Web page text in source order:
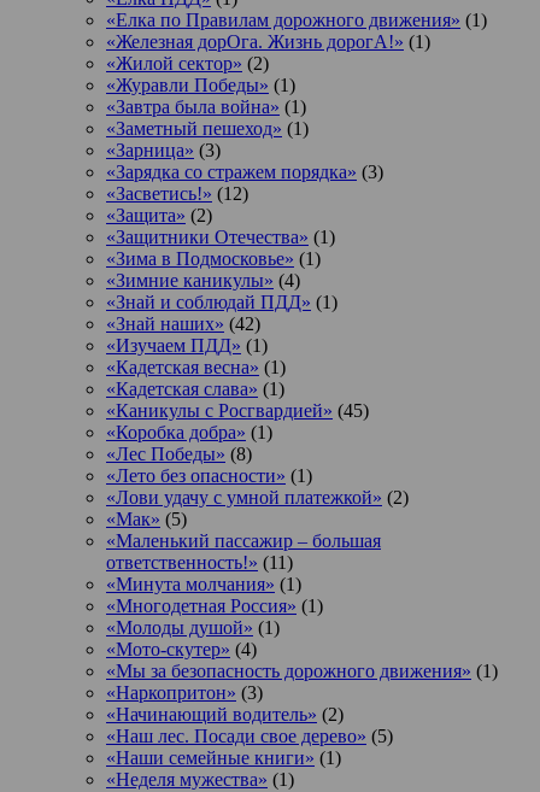
«Елка по Правилам дорожного движения» (1)
«Железная дорОга. Жизнь дорогА!» (1)
«Жилой сектор» (2)
«Журавли Победы» (1)
«Завтра была война» (1)
«Заметный пешеход» (1)
«Зарница» (3)
«Зарядка со стражем порядка» (3)
«Засветись!» (12)
«Защита» (2)
«Защитники Отечества» (1)
«Зима в Подмосковье» (1)
«Зимние каникулы» (4)
«Знай и соблюдай ПДД» (1)
«Знай наших» (42)
«Изучаем ПДД» (1)
«Кадетская весна» (1)
«Кадетская слава» (1)
«Каникулы с Росгвардией» (45)
«Коробка добра» (1)
«Лес Победы» (8)
«Лето без опасности» (1)
«Лови удачу с умной платежкой» (2)
«Мак» (5)
«Маленький пассажир – большая
ответственность!» (11)
«Минута молчания» (1)
«Многодетная Россия» (1)
«Молоды душой» (1)
«Мото-скутер» (4)
«Мы за безопасность дорожного движения» (1)
«Наркопритон» (3)
«Начинающий водитель» (2)
«Наш лес. Посади свое дерево» (5)
«Наши семейные книги» (1)
«Неделя мужества» (1)